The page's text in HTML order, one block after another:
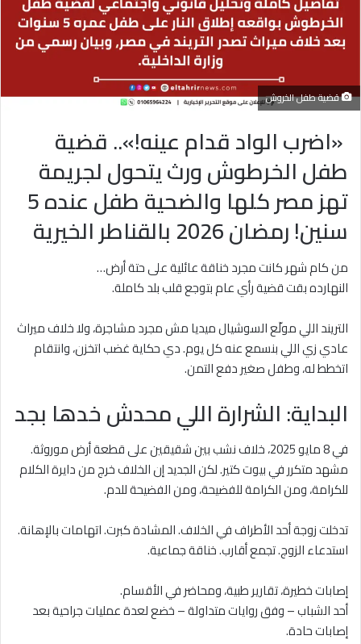
قضية طفل الخروش
«اضرب الواد قدام عينه!».. قضية
طفل الخرطوش ورث يتحول لجريمة
تهز مصر كلها والضحية طفل عنده 5
سنين! رمضان 2026 بالقناطر الخيرية
من كام شهر كانت مجرد خناقة عائلية على حتة أرض…
النهارده بقت قضية رأي عام بتوجع قلب بلد كاملة.
التريند اللي مولّع السوشيال ميديا مش مجرد مشاجرة، ولا خلاف ميراث
عادي زي اللي بنسمع عنه كل يوم. دي حكاية غضب اتخزن، وانتقام
اتخطط له، وطفل صغير دفع التمن.
البداية: الشرارة اللي محدش خدها بجد
في 8 مايو 2025، خلاف نشب بين شقيقين على قطعة أرض موروثة.
مشهد متكرر في بيوت كتير. لكن الجديد إن الخلاف خرج من دايرة الكلام
للكرامة، ومن الكرامة للفضيحة، ومن الفضيحة للدم.
تدخلت زوجة أحد الأطراف في الخلاف. المشادة كبرت. اتهامات بالإهانة.
استدعاء الزوج. تجمع أقارب. خناقة جماعية.
إصابات خطيرة، تقارير طبية، ومحاضر في الأقسام.
أحد الشباب – وفق روايات متداولة – خضع لعدة عمليات جراحية بعد
إصابات حادة.